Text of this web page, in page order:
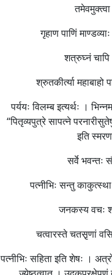
गृहाण पाणिं
शत्रुघ्नं चापि
श्रुतकीर्त्या
पर्ययः विलम्ब इत्यर्थः ।
“पितृव्यपुत्रे सापत्ने
इति
सर्वे भवन्तः
पत्नीभिः सन्तु
जनकस्य वचः
चत्वारस्ते चतसृ़णां
पत्नीभिः सहिता इति शेषः ।